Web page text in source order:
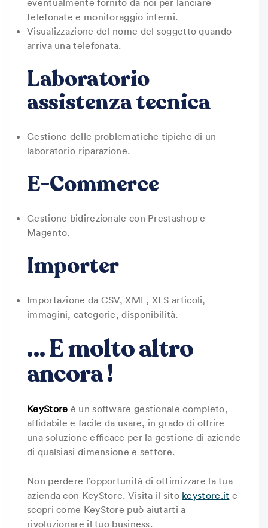
eventualmente fornito da noi per lanciare
telefonate e monitoraggio interni.
Visualizzazione del nome del soggetto quando
arriva una telefonata.
Laboratorio
assistenza tecnica
Gestione delle problematiche tipiche di un
laboratorio riparazione.
E-Commerce
Gestione bidirezionale con Prestashop e
Magento.
Importer
Importazione da CSV, XML, XLS articoli,
immagini, categorie, disponibilità.
… E molto altro
ancora !
KeyStore è un software gestionale completo,
affidabile e facile da usare, in grado di offrire
una soluzione efficace per la gestione di aziende
di qualsiasi dimensione e settore.
Non perdere l’opportunità di ottimizzare la tua
azienda con KeyStore. Visita il sito keystore.it e
scopri come KeyStore può aiutarti a
rivoluzionare il tuo business.